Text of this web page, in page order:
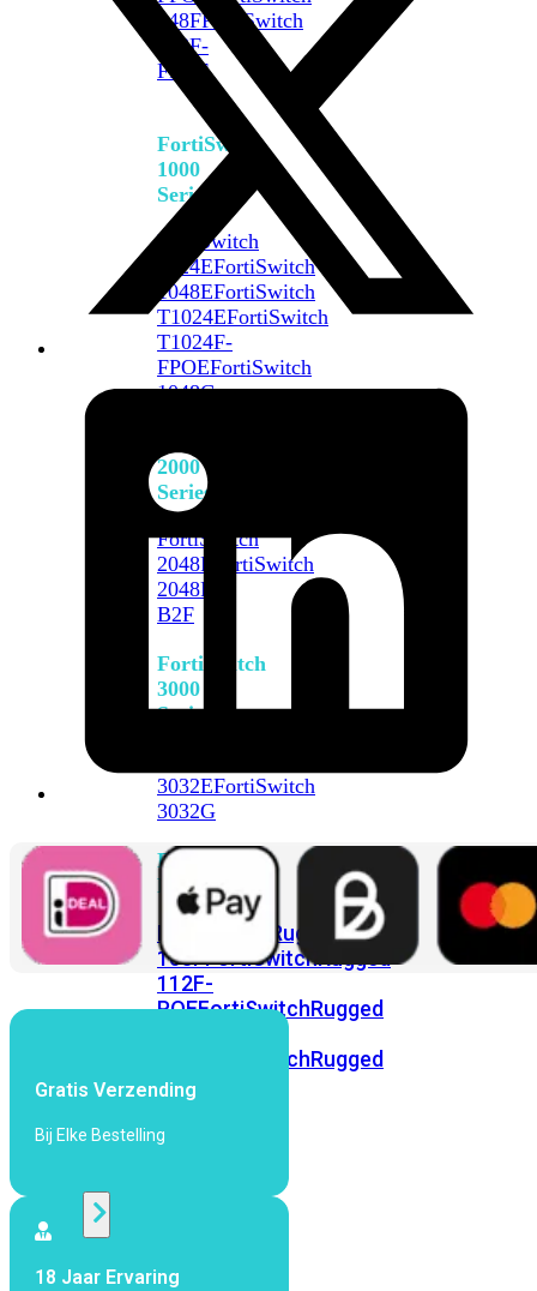
648FFortiSwitch
648F-
FPOE
FortiSwitch
1000
Series
FortiSwitch
1024EFortiSwitch
1048EFortiSwitch
T1024EFortiSwitch
T1024F-
FPOEFortiSwitch
1048G
2000
Series
FortiSwitch
2048F
FortiSwitch
2048F-
B2F
FortiSwitch
3000
Series
3032EFortiSwitch
3032G
FortiSwitch
Ruggedized
FortiSwitchRugged
108FFortiSwitchRugged
112F-
POEFortiSwitchRugged
FortiSwitchRugged
424F-
Access
Gratis Verzending
Bij Elke Bestelling
18 Jaar Ervaring